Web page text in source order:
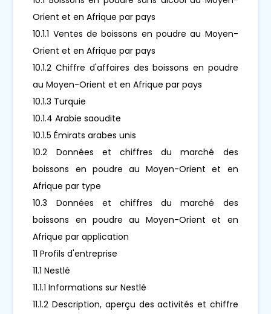
Orient et en Afrique par pays
10.1.1 Ventes de boissons en poudre au Moyen-
Orient et en Afrique par pays
10.1.2 Chiffre d'affaires des boissons en poudre
au Moyen-Orient et en Afrique par pays
10.1.3 Turquie
10.1.4 Arabie saoudite
10.1.5 Émirats arabes unis
10.2 Données et chiffres du marché des
boissons en poudre au Moyen-Orient et en
Afrique par type
10.3 Données et chiffres du marché des
boissons en poudre au Moyen-Orient et en
Afrique par application
11 Profils d'entreprise
11.1 Nestlé
11.1.1 Informations sur Nestlé
11.1.2 Description, aperçu des activités et chiffre